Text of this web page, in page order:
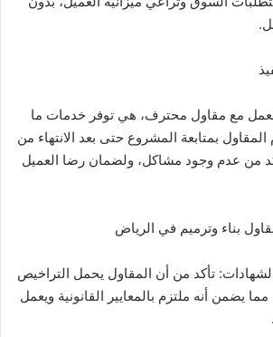
للعمل مع مقاول محترف، هي توفر خدمات ما
بمتابعة المشروع حتى بعد الانتهاء من
من عدم وجود مشاكل، ولضمان رضا العميل
بناء وترميم في الرياض
تأكد من أن المقاول يحمل التراخيص
يضمن أنه ملتزم بالمعايير القانونية ويعمل